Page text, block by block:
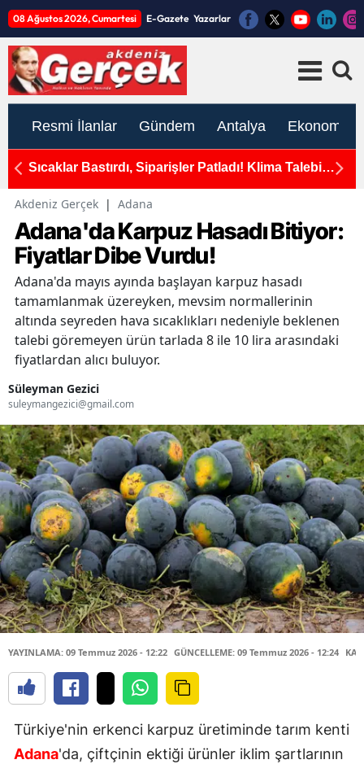
08 Ağustos 2026, Cumartesi E-Gazete Yazarlar
Resmi İlanlar Gündem Antalya Ekonomi
Sıcaklar Bastırdı, Siparişler Patladı! Klima Talebi
Akdeniz Gerçek | Adana
Adana'da Karpuz Hasadı Bitiyor:
Fiyatlar Dibe Vurdu!
Adana'da mayıs ayında başlayan karpuz hasadı
tamamlanmak üzereyken, mevsim normallerinin
altında seyreden hava sıcaklıkları nedeniyle beklenen
talebi göremeyen ürün tarlada 8 ile 10 lira arasındaki
fiyatlardan alıcı buluyor.
Süleyman Gezici
suleymangezici@gmail.com
YAYINLAMA: 09 Temmuz 2026 - 12:22 GÜNCELLEME: 09 Temmuz 2026 - 12:24
Türkiye'nin erkenci karpuz üretiminde tarım kenti
Adana'da, çiftçinin ektiği ürünler iklim şartlarının